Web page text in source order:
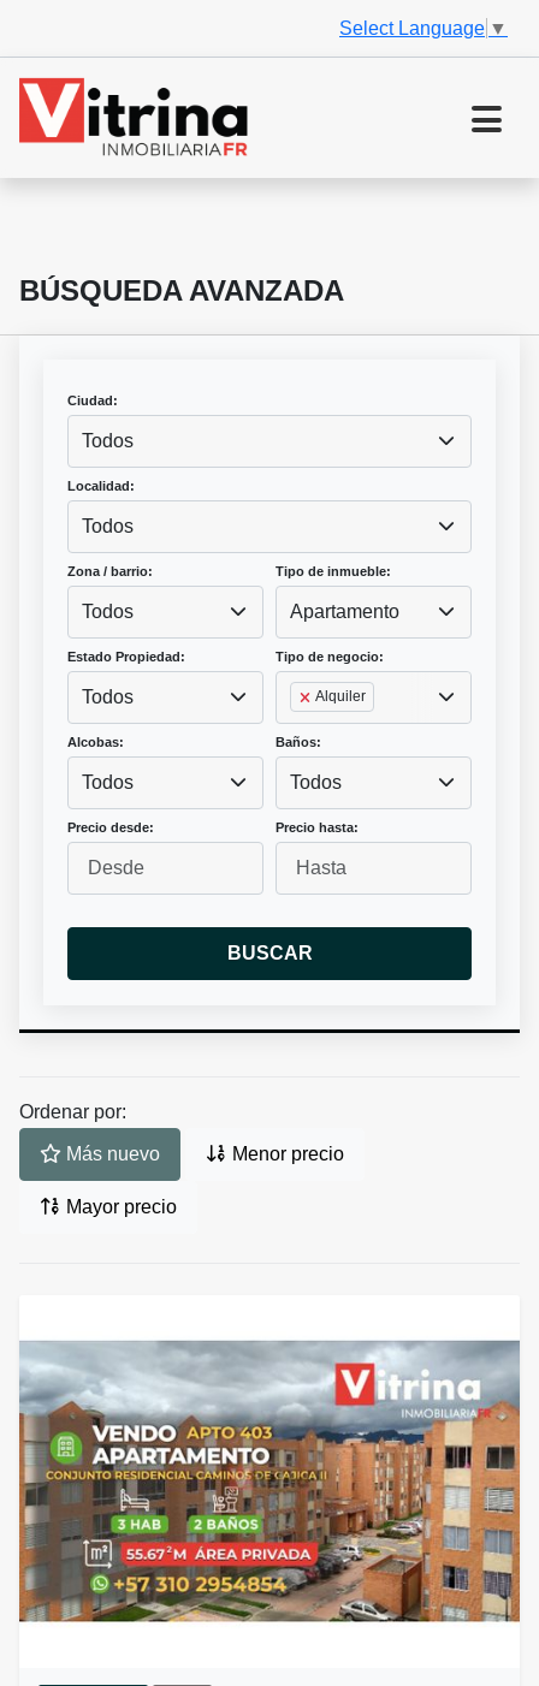
Select Language ▼
BÚSQUEDA AVANZADA
Ciudad:
Todos
Localidad:
Todos
Zona / barrio:
Todos
Tipo de inmueble:
Apartamento
Estado Propiedad:
Todos
Tipo de negocio:
Alquiler
Alcobas:
Todos
Baños:
Todos
Precio desde: Precio hasta:
BUSCAR
Ordenar por:
Más nuevo Menor precio
Mayor precio